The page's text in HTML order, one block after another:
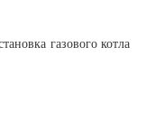
газового котла